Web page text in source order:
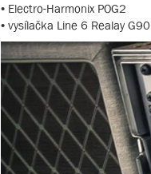
• Electro-Harmonix POG2
• vysílačka Line 6 Realay G90